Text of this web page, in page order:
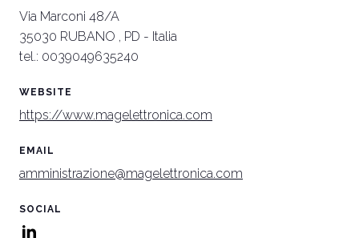
AREA RISERVATA VISITATORI
person
A cura di:
Via Marconi 48/A
35030 RUBANO , PD - Italia
tel.: 0039049635240
WEBSITE
https://www.magelettronica.com
EMAIL
amministrazione@magelettronica.com
SOCIAL